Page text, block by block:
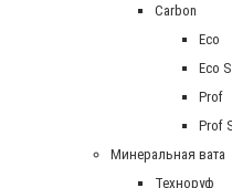
Carbon
Eco
Eco
Prof
Prof
Минеральная вата
Техноруф